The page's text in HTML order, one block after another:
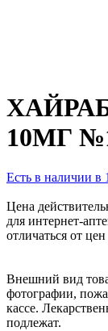
10МГ
Есть в наличии в
Цена
для интернет-
отличаться от
Внешний вид
фотографии,
кассе.
подлежат.